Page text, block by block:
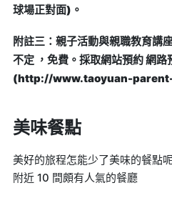
球場正對面)。
附註三：親子活動與親職教育講
不定 ，免費。採取網站預約 網路
(http://www.taoyuan-
美味餐點
美好的旅程怎能少了美味的餐點
附近 10 間頗有人氣的餐廳